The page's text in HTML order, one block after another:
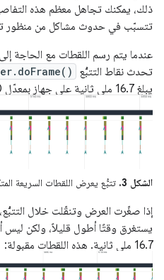
ذلك، يمكنك تجاهل معظم هذه
تتسبّب في حدوث مشاكل من منظور
عندما يتم رسم اللقطات مع الحاجة
تحدث نقاط التتبُّع
يبلغ 16.7 ملي ثانية على جهاز بمعدّل 60 لقطة في الثانية:
الشكل 3. تتبُّع يعرض اللقطات السريعة
إذا صغّرت العرض وتنقّلت خلال
يستغرق وقتًا أطول قليلاً، ولكن
16.7 ملي ثانية. هذه اللقطات مقبولة: